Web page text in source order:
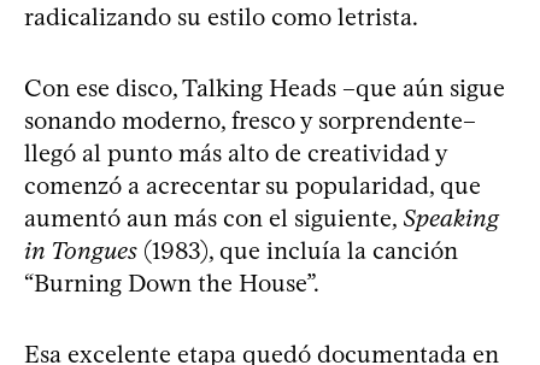
radicalizando su estilo como letrista.
Con ese disco, Talking Heads –que aún sigue
sonando moderno, fresco y sorprendente–
llegó al punto más alto de creatividad y
comenzó a acrecentar su popularidad, que
aumentó aun más con el siguiente, Speaking
in Tongues (1983), que incluía la canción
“Burning Down the House”.
Esa excelente etapa quedó documentada en